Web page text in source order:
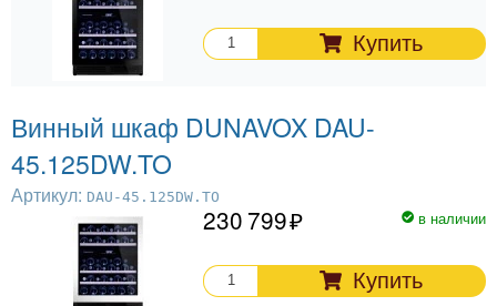
Купить
Винный шкаф DUNAVOX DAU-
45.125DW.TO
Артикул: DAU-45.125DW.TO
230 799 в наличии
Купить